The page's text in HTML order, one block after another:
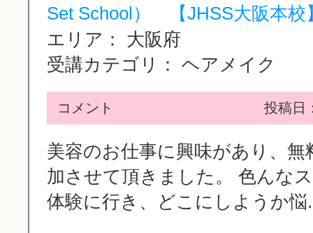
Set School） 【JHSS大阪本校
エリア：
大阪府
受講カテゴリ： ヘアメイク
コメント 投稿日
美容のお仕事に興味があり、無
加させて頂きました。 色んな
体験に行き、どこにしようか悩